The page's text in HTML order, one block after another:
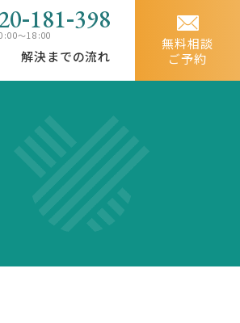
-181-398
～18:00
無料相談
ご予約
解決までの流れ